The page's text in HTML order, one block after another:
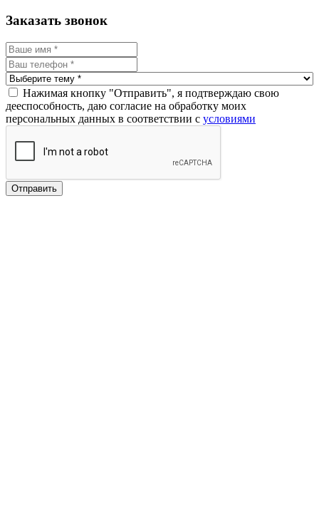
Заказать звонок
Нажимая кнопку "Отправить", я подтверждаю свою
дееспособность, даю согласие на обработку моих
персональных данных в соответствии с условиями